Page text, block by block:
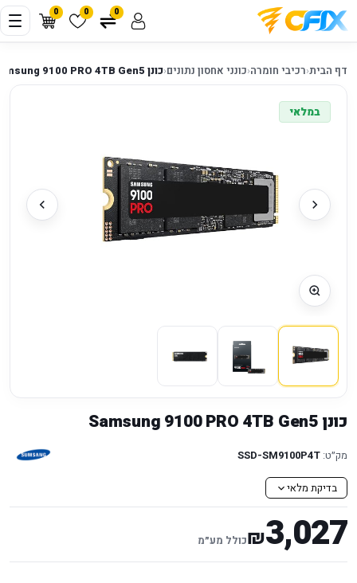
0 0 0
דף הבית‹רכיבי חומרה‹כונני אחסון נתונים‹כונן Samsung 9100 PRO 4TB Gen5
במלאי
כונן Samsung 9100 PRO 4TB Gen5
מק״ט: SSD-SM9100P4T
בדיקת מלאי
3,027
₪כולל מע״מ